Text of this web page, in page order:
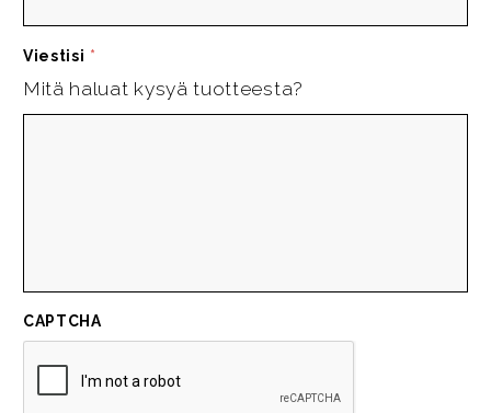
Viestisi *
Mitä haluat kysyä tuotteesta?
CAPTCHA